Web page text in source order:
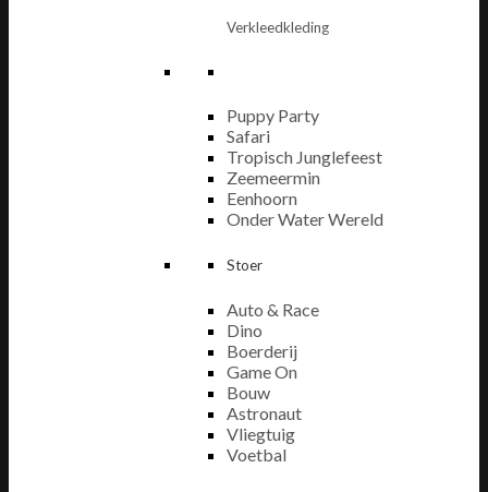
Verkleedkleding
Puppy Party
Safari
Tropisch Junglefeest
Zeemeermin
Eenhoorn
Onder Water Wereld
Stoer
Auto & Race
Dino
Boerderij
Game On
Bouw
Astronaut
Vliegtuig
Voetbal